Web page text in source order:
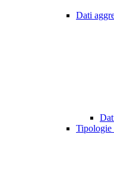
Dati
Tipologie